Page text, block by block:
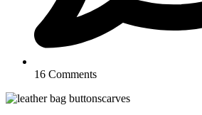
16 Comments